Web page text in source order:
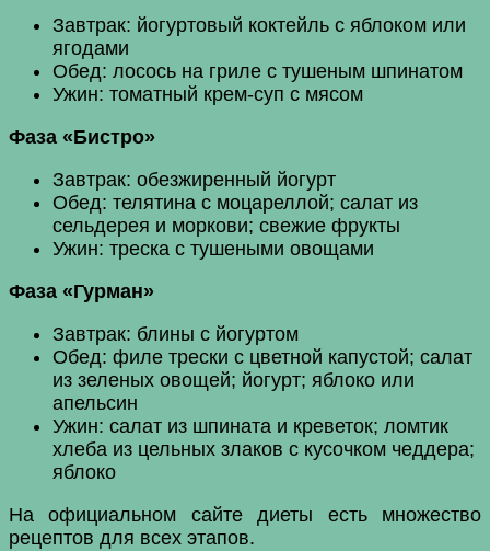
Завтрак: йогуртовый коктейль с яблоком или
ягодами
Обед: лосось на гриле с тушеным шпинатом
Ужин: томатный крем-суп с мясом
Фаза «Бистро»
Завтрак: обезжиренный йогурт
Обед: телятина с моцареллой; салат из
сельдерея и моркови; свежие фрукты
Ужин: треска с тушеными овощами
Фаза «Гурман»
Завтрак: блины с йогуртом
Обед: филе трески с цветной капустой; салат
из зеленых овощей; йогурт; яблоко или
апельсин
Ужин: салат из шпината и креветок; ломтик
хлеба из цельных злаков с кусочком чеддера;
яблоко
На официальном сайте диеты есть множество
рецептов для всех этапов.